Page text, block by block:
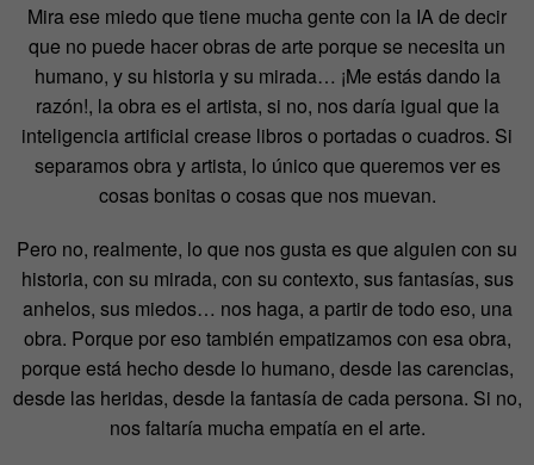
Mira ese miedo que tiene mucha gente con la IA de decir
que no puede hacer obras de arte porque se necesita un
humano, y su historia y su mirada… ¡Me estás dando la
razón!, la obra es el artista, si no, nos daría igual que la
inteligencia artificial crease libros o portadas o cuadros. Si
separamos obra y artista, lo único que queremos ver es
cosas bonitas o cosas que nos muevan.
Pero no, realmente, lo que nos gusta es que alguien con su
historia, con su mirada, con su contexto, sus fantasías, sus
anhelos, sus miedos… nos haga, a partir de todo eso, una
obra. Porque por eso también empatizamos con esa obra,
porque está hecho desde lo humano, desde las carencias,
desde las heridas, desde la fantasía de cada persona. Si no,
nos faltaría mucha empatía en el arte.